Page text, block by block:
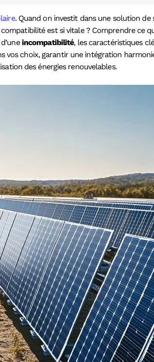
. Quand on investit dans une solution de
est si vitale ? Comprendre ce
incompatibilité, les caractéristiques
vos choix, garantir une intégration
des énergies renouvelables.